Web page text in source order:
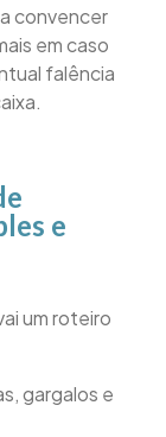
convencer
em caso
falência
e
um roteiro
gargalos e